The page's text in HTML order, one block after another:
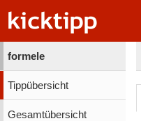
formele
Tippübersicht
Gesamtübersicht